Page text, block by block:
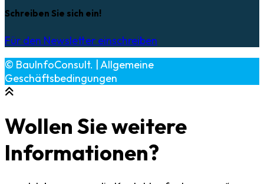
Schreiben Sie sich ein!
Für den Newsletter einschreiben
© BauInfoConsult. | Allgemeine
Geschäftsbedingungen
Wollen Sie weitere
Informationen?